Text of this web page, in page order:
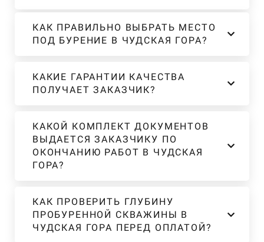
КАК ПРАВИЛЬНО ВЫБРАТЬ МЕСТО
ПОД БУРЕНИЕ В ЧУДСКАЯ ГОРА?
КАКИЕ ГАРАНТИИ КАЧЕСТВА
ПОЛУЧАЕТ ЗАКАЗЧИК?
КАКОЙ КОМПЛЕКТ ДОКУМЕНТОВ
ВЫДАЕТСЯ ЗАКАЗЧИКУ ПО
ОКОНЧАНИЮ РАБОТ В ЧУДСКАЯ
ГОРА?
КАК ПРОВЕРИТЬ ГЛУБИНУ
ПРОБУРЕННОЙ СКВАЖИНЫ В
ЧУДСКАЯ ГОРА ПЕРЕД ОПЛАТОЙ?